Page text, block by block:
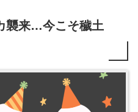
襲来…今こそ穢土